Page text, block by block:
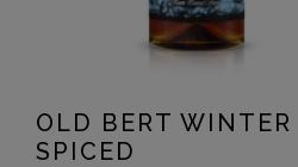
OLD BERT WINTER
SPICED